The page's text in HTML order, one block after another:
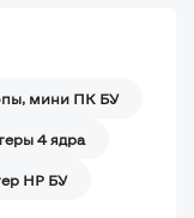
мини ПК БУ
4 ядра
HP БУ